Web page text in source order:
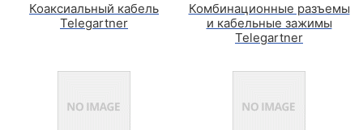
Коаксиальный кабель
Telegartner
Комбинационные разъемы
и кабельные зажимы
Telegartner